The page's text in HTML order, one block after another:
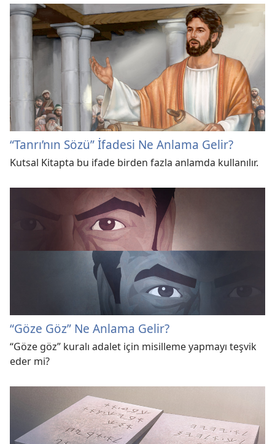
“Tanrı’nın Sözü” İfadesi Ne Anlama Gelir?
Kutsal Kitapta bu ifade birden fazla anlamda kullanılır.
“Göze Göz” Ne Anlama Gelir?
“Göze göz” kuralı adalet için misilleme yapmayı teşvik
eder mi?